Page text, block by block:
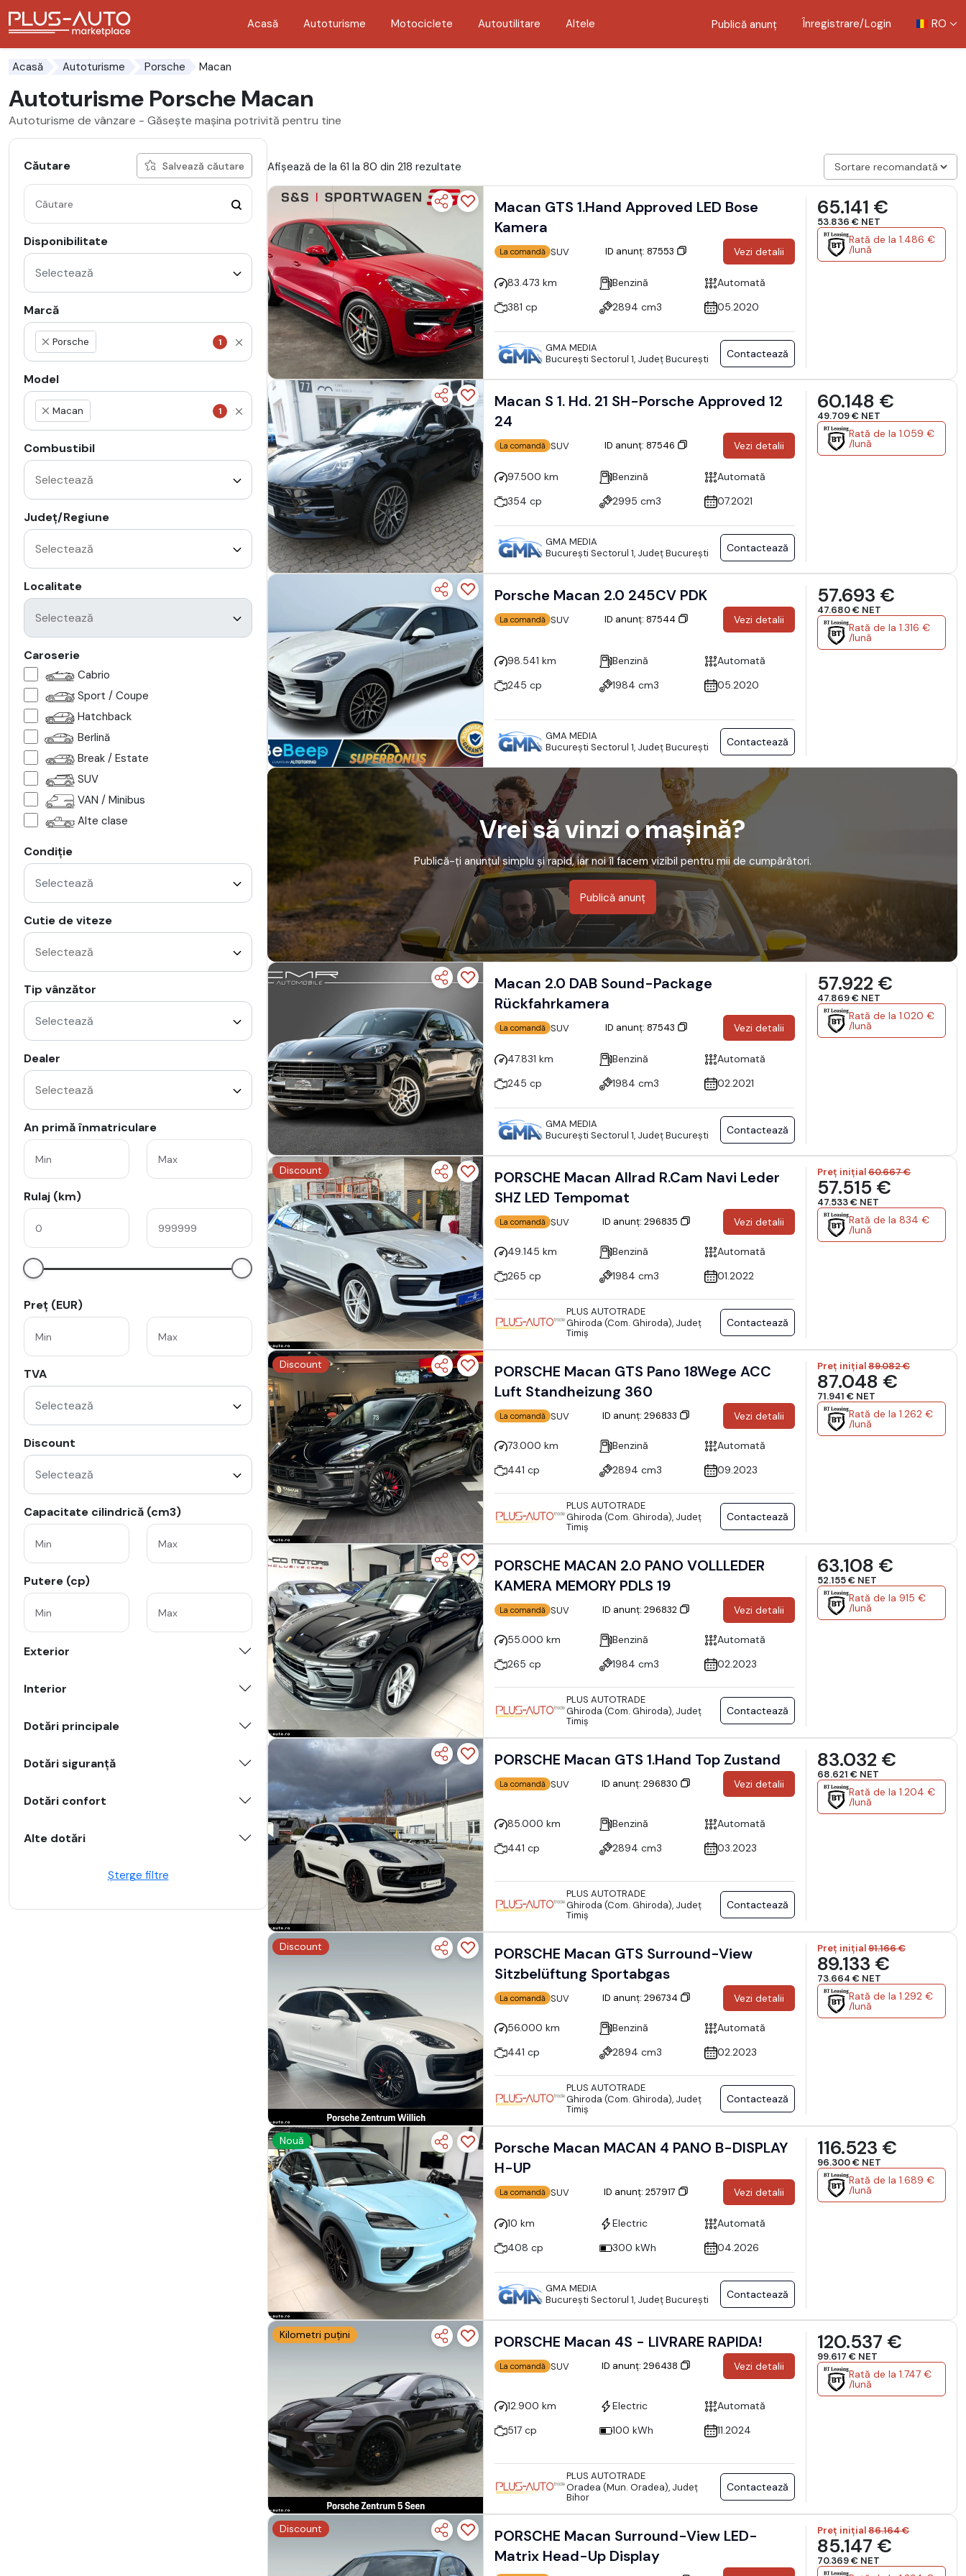
Acasă Autoturisme Motociclete Autoutilitare Altele Publică anunț Înregistrare/Login RO
Acasă Autoturisme Porsche Macan
Autoturisme Porsche Macan
Autoturisme de vânzare - Găsește mașina potrivită pentru tine
Căutare Salvează căutare
Disponibilitate
Selectează
Marcă
×Porsche 1
Model
×Macan 1
Combustibil
Județ/Regiune
Localitate
Caroserie
Cabrio
Sport / Coupe
Hatchback
Berlină
Break / Estate
SUV
VAN / Minibus
Alte clase
Condiție
Selectează
Cutie de viteze
Tip vânzător
Selectează
Dealer
An primă înmatriculare
Rulaj (km)
Preț (EUR)
TVA
Selectează
Discount
Selectează
Capacitate cilindrică (cm3)
Putere (cp)
Exterior
Interior
Dotări principale
Dotări siguranță
Dotări confort
Alte dotări
Șterge filtre
Afișează de la 61 la 80 din 218 rezultate
Macan GTS 1.Hand Approved LED Bose
Kamera
La comandă SUV ID anunț: 87553 Vezi detalii
83.473 km Benzină
Automată
381 cp
2894 cm3 05.2020
GMA MEDIA
Bucureşti Sectorul 1, Județ București
Contactează
65.141 €
53.836 € NET
Rată de la 1.486 €
/lună
Macan S 1. Hd. 21 SH-Porsche Approved 12
24
La comandă SUV ID anunț: 87546 Vezi detalii
97.500 km Benzină
Automată
354 cp
2995 cm3 07.2021
GMA MEDIA
Bucureşti Sectorul 1, Județ București
Contactează
60.148 €
49.709 € NET
Rată de la 1.059 €
/lună
Porsche Macan 2.0 245CV PDK
La comandă SUV ID anunț: 87544 Vezi detalii
98.541 km Benzină
Automată
245 cp
1984 cm3 05.2020
GMA MEDIA
Bucureşti Sectorul 1, Județ București
Contactează
57.693 €
47.680 € NET
Rată de la 1.316 €
/lună
Vrei să vinzi o mașină?
Publică-ți anunțul simplu și rapid, iar noi îl facem vizibil pentru mii de cumpărători.
Publică anunț
Macan 2.0 DAB Sound-Package
Rückfahrkamera
La comandă SUV ID anunț: 87543 Vezi detalii
47.831 km Benzină
Automată
245 cp
1984 cm3 02.2021
GMA MEDIA
Bucureşti Sectorul 1, Județ București
Contactează
57.922 €
47.869 € NET
Rată de la 1.020 €
/lună
Discount
PORSCHE Macan Allrad R.Cam Navi Leder
SHZ LED Tempomat
La comandă SUV ID anunț: 296835 Vezi detalii
49.145 km Benzină
Automată
265 cp
1984 cm3 01.2022
PLUS AUTOTRADE
Ghiroda (Com. Ghiroda), Județ
Timiş
Contactează
Preț inițial60.667 €
57.515 €
47.533 € NET
Rată de la 834 €
/lună
Discount
PORSCHE Macan GTS Pano 18Wege ACC
Luft Standheizung 360
La comandă SUV ID anunț: 296833 Vezi detalii
73.000 km Benzină
Automată
441 cp
2894 cm3 09.2023
PLUS AUTOTRADE
Ghiroda (Com. Ghiroda), Județ
Timiş
Contactează
Preț inițial89.082 €
87.048 €
71.941 € NET
Rată de la 1.262 €
/lună
PORSCHE MACAN 2.0 PANO VOLLLEDER
KAMERA MEMORY PDLS 19
La comandă SUV ID anunț: 296832 Vezi detalii
55.000 km Benzină
Automată
265 cp
1984 cm3 02.2023
PLUS AUTOTRADE
Ghiroda (Com. Ghiroda), Județ
Timiş
Contactează
63.108 €
52.155 € NET
Rată de la 915 €
/lună
PORSCHE Macan GTS 1.Hand Top Zustand
La comandă SUV ID anunț: 296830 Vezi detalii
85.000 km Benzină
Automată
441 cp
2894 cm3 03.2023
PLUS AUTOTRADE
Ghiroda (Com. Ghiroda), Județ
Timiş
Contactează
83.032 €
68.621 € NET
Rată de la 1.204 €
/lună
Discount
PORSCHE Macan GTS Surround-View
Sitzbelüftung Sportabgas
La comandă SUV ID anunț: 296734 Vezi detalii
56.000 km Benzină
Automată
441 cp
2894 cm3 02.2023
PLUS AUTOTRADE
Ghiroda (Com. Ghiroda), Județ
Timiş
Contactează
Preț inițial91.166 €
89.133 €
73.664 € NET
Rată de la 1.292 €
/lună
Nouă
Porsche Macan MACAN 4 PANO B-DISPLAY
H-UP
La comandă SUV ID anunț: 257917 Vezi detalii
10 km Electric
Automată
408 cp
300 kWh 04.2026
GMA MEDIA
Bucureşti Sectorul 1, Județ București
Contactează
116.523 €
96.300 € NET
Rată de la 1.689 €
/lună
Kilometri puțini PORSCHE Macan 4S - LIVRARE RAPIDA!
La comandă SUV ID anunț: 296438 Vezi detalii
12.900 km Electric
Automată
517 cp
100 kWh 11.2024
PLUS AUTOTRADE
Oradea (Mun. Oradea), Județ
Bihor
Contactează
120.537 €
99.617 € NET
Rată de la 1.747 €
/lună
Discount
PORSCHE Macan Surround-View LED-
Matrix Head-Up Display
Preț inițial86.164 €
85.147 €
70.369 € NET